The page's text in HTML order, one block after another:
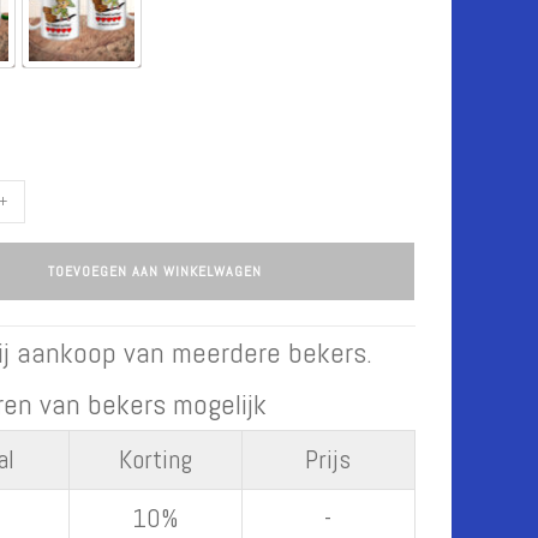
Wit
+
TOEVOEGEN AAN WINKELWAGEN
aankoop van meerdere bekers.
van bekers mogelijk
Korting
Prijs
10%
-